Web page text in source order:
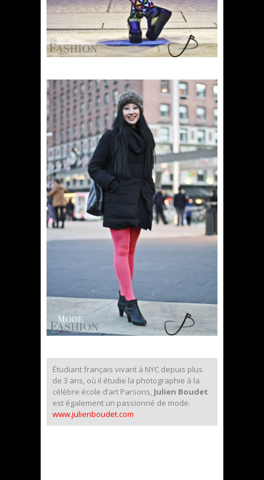
Étudiant français vivant à NYC depuis plus
de 3 ans, où il étudie la photographie à la
célèbre école d’art Parsons, Julien Boudet
est également un passionné de mode.
www.julienboudet.com